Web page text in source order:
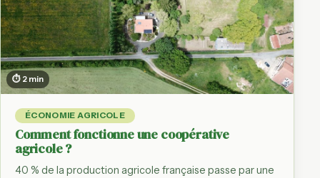
⏱ 2 min
ÉCONOMIE AGRICOLE
Comment fonctionne une coopérative
agricole ?
40 % de la production agricole française passe par une